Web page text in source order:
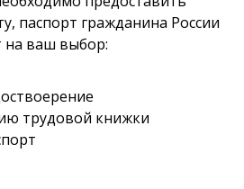
паспорт гражданина России
на ваш выбор:
трудовой книжки